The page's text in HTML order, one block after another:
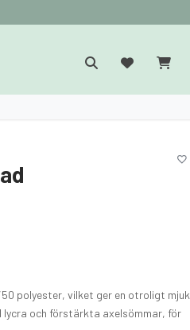
polyester, vilket ger en otroligt mjuk
lycra och förstärkta axelsömmar, för